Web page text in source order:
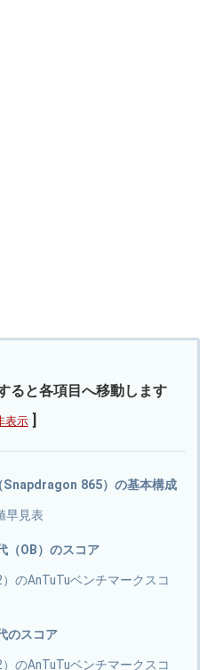
ると各項目へ移動します
表示 ]
865）の基本構成
早見表
（OB）のスコア
のAnTuTuベンチマークスコ
のスコア
のAnTuTuベンチマークスコ